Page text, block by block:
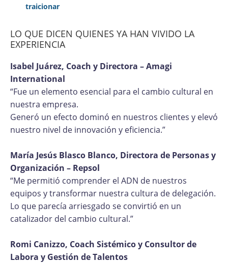
traicionar
LO QUE DICEN QUIENES YA HAN VIVIDO LA
EXPERIENCIA
Isabel Juárez, Coach y Directora – Amagi
International
“Fue un elemento esencial para el cambio cultural en
nuestra empresa.
Generó un efecto dominó en nuestros clientes y elevó
nuestro nivel de innovación y eficiencia.”
María Jesús Blasco Blanco, Directora de Personas y
Organización – Repsol
“Me permitió comprender el ADN de nuestros
equipos y transformar nuestra cultura de delegación.
Lo que parecía arriesgado se convirtió en un
catalizador del cambio cultural.”
Romi Canizzo, Coach Sistémico y Consultor de
Labora y Gestión de Talentos